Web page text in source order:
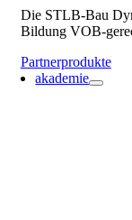
Die STLB-Bau
Bildung VOB-
Partnerprodukte
akademie